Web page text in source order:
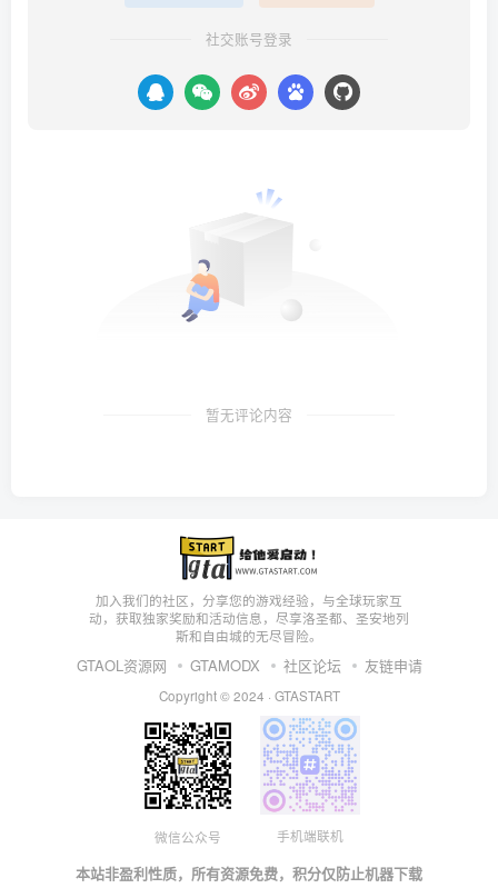
社交账号登录
暂无评论内容
加入我们的社区，分享您的游戏经验，与全球玩家互
动，获取独家奖励和活动信息，尽享洛圣都、圣安地列
斯和自由城的无尽冒险。
GTAOL资源网 GTAMODX 社区论坛 友链申请
Copyright © 2024 · GTASTART
微信公众号 手机端联机
本站非盈利性质，所有资源免费，积分仅防止机器下载